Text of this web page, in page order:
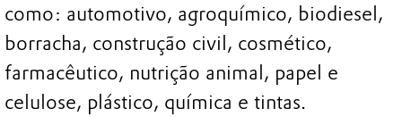
como: automotivo, agroquímico, biodiesel,
borracha, construção civil, cosmético,
farmacêutico, nutrição animal, papel e
celulose, plástico, química e tintas.